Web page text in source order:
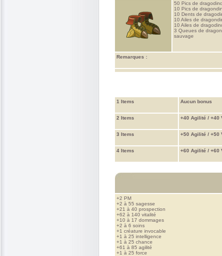
50 Pics de
10 Pics de
10 Dents de
10 Ailes de
10 Ailes de
3 Queues de
sauvage
Remarques :
1 Items Aucun bonus
2 Items +40 Agilité / +40
3 Items +50 Agilité / +50
4 Items +60 Agilité / +60
+2 PM
+2 à 55 sagesse
+21 à 40 prospection
+62 à 140 vitalité
+10 à 17 dommages
+2 à 6 soins
+1 créature invocable
+1 à 25 intelligence
+1 à 25 chance
+61 à 85 agilité
+1 à 25 force